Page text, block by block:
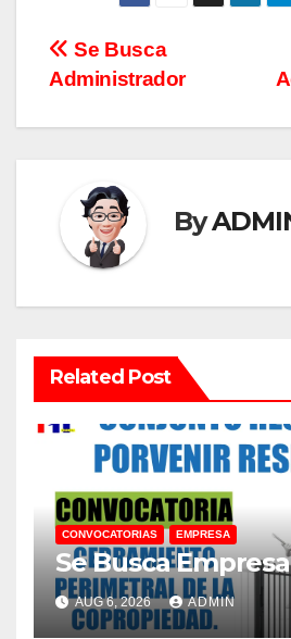
Se Busca
Administrador
By
Related Post
CONVOCATORIAS EMPRESA
Se Busca Empresa
AUG 6, 2026 ADMIN